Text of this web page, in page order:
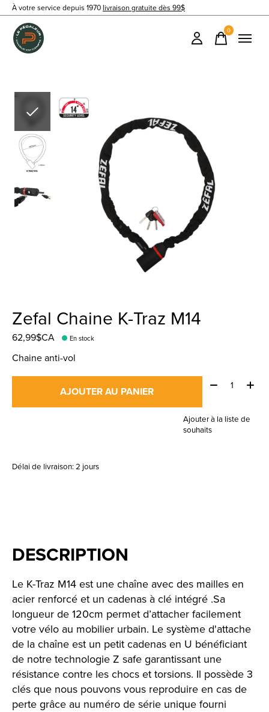
À votre service depuis 1970 livraison gratuite dès 99$
0items
Slideshow Items
Zefal Chaine K-Traz M14
62,99$CA En stock
Chaine anti-vol
AJOUTER AU PANIER
Quantité:
Ajouter à la liste de
souhaits
Délai de livraison: 2 jours
DESCRIPTION
Le K-Traz M14 est une chaîne avec des mailles en
acier renforcé et un cadenas à clé intégré .Sa
longueur de 120cm permet d’attacher facilement
votre vélo au mobilier urbain. Le système d'attache
de la chaîne est un petit cadenas en U bénéficiant
de notre technologie Z safe garantissant une
résistance contre les chocs et torsions. Il possède 3
clés que nous pouvons vous reproduire en cas de
perte grâce au numéro de série unique fourni